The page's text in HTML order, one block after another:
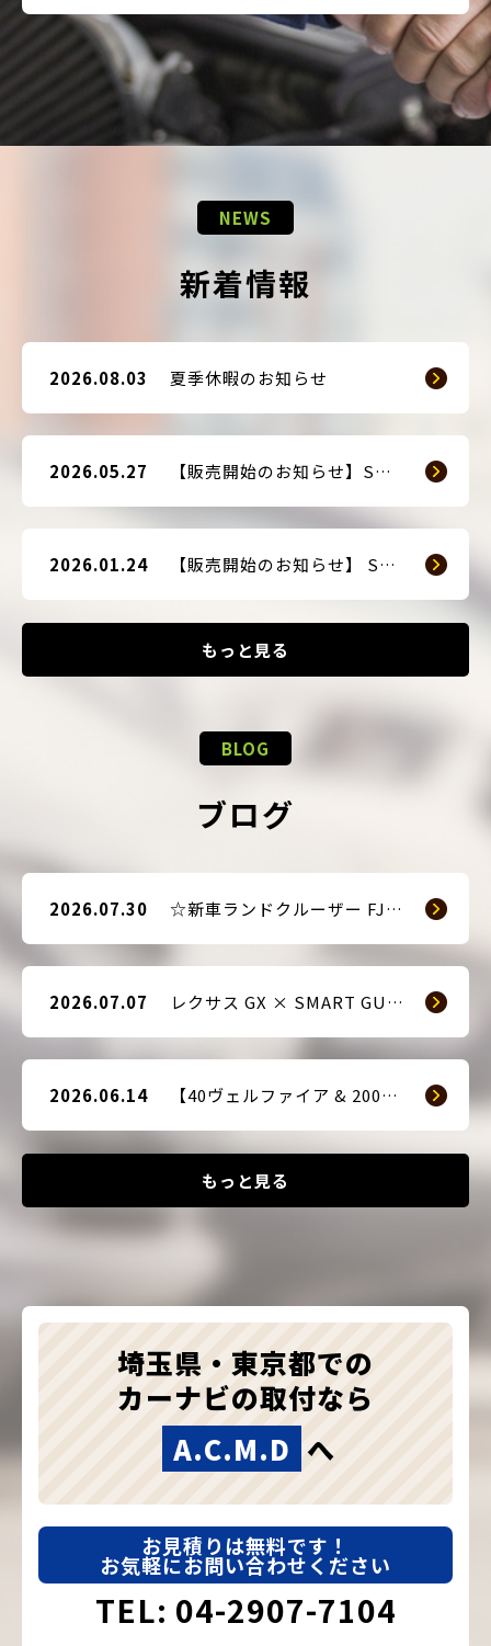
NEWS
新着情報
もっと見る
2026.08.03 夏季休暇のお知らせ
2026.05.27 【販売開始のお知らせ】SMART GUARD 3
2026.01.24 【販売開始のお知らせ】 SMART BLOCKER 2nd-Edition Plus
BLOG
ブログ
もっと見る
2026.07.30 ☆新車ランドクルーザー FJ（TRJ240） × Argus D1 & 前後ドライブレコーダー取付☆
2026.07.07 レクサス GX × SMART GUARD3 持ち込み取付
2026.06.14 【40ヴェルファイア & 200系ハイエース(9型) 新車2台へ SMART GUARD3取付】
埼玉県・東京都での
カーナビの取付なら
A.C.M.D へ
お見積りは無料です！
お気軽にお問い合わせください
TEL: 04-2907-7104